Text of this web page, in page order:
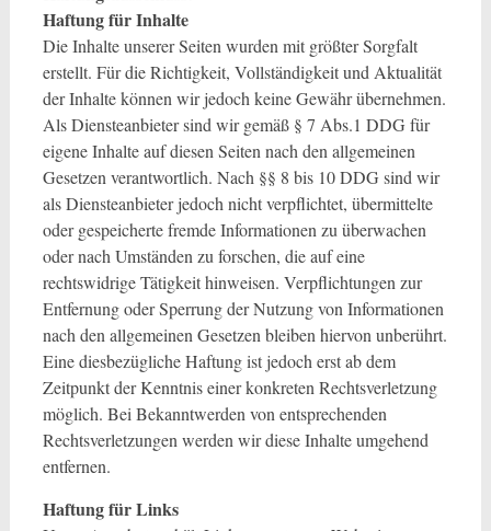
Haftung für Inhalte
Die Inhalte unserer Seiten wurden mit größter Sorgfalt
erstellt. Für die Richtigkeit, Vollständigkeit und Aktualität
der Inhalte können wir jedoch keine Gewähr übernehmen.
Als Diensteanbieter sind wir gemäß § 7 Abs.1 DDG für
eigene Inhalte auf diesen Seiten nach den allgemeinen
Gesetzen verantwortlich. Nach §§ 8 bis 10 DDG sind wir
als Diensteanbieter jedoch nicht verpflichtet, übermittelte
oder gespeicherte fremde Informationen zu überwachen
oder nach Umständen zu forschen, die auf eine
rechtswidrige Tätigkeit hinweisen. Verpflichtungen zur
Entfernung oder Sperrung der Nutzung von Informationen
nach den allgemeinen Gesetzen bleiben hiervon unberührt.
Eine diesbezügliche Haftung ist jedoch erst ab dem
Zeitpunkt der Kenntnis einer konkreten Rechtsverletzung
möglich. Bei Bekanntwerden von entsprechenden
Rechtsverletzungen werden wir diese Inhalte umgehend
entfernen.
Haftung für Links